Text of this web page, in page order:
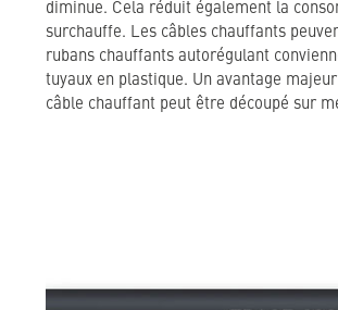
diminue. Cela réduit également la
surchauffe. Les câbles chauffants
rubans chauffants autorégulant
tuyaux en plastique. Un avantage
câble chauffant peut être découpé sur